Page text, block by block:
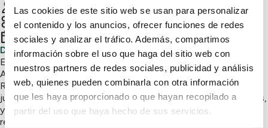
Las cookies de este sitio web se usan para personalizar
el contenido y los anuncios, ofrecer funciones de redes
sociales y analizar el tráfico. Además, compartimos
información sobre el uso que haga del sitio web con
nuestros partners de redes sociales, publicidad y análisis
web, quienes pueden combinarla con otra información
que les haya proporcionado o que hayan recopilado a
partir del uso que haya hecho de sus servicios.
IES Las Breñas
Chatear
Sensibilización ambiental, Naturaleza y biodiversidad
4º trimestre 2025
Día Mundial de las Abejas – Aulas de la Naturaleza
El 20 de mayo, en el centro celebramos el Día Mundial de las
Abejas con el alumnado en nuestras Aulas de la Naturaleza.
Realizamos talleres de plantación de flores polinizadoras,
juegos educativos sobre la vida de las abejas y otras especies,
y manualidades con materiales reciclados para construir
refugios para insectos.